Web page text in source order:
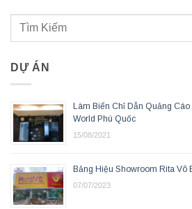
DỰ ÁN
Làm Biển Chỉ Dẫn Quảng
World Phú Quốc
15/08/2021
Bảng Hiệu Showroom Rita Võ
07/07/2023